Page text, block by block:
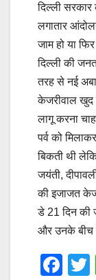
दिल्ली
लगातार
जाम हो या
दिल्ली की
तरह से नई
केजरीवाल खुद
लागू करना
पर्व को
बिकती थी
जयंती,
की इजाजत
डे 21 दिन की
और उनके बीच
F